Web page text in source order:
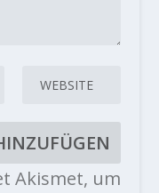
Akismet, um